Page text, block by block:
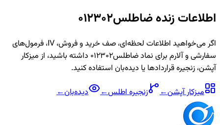
اطلاعات زندهضاطلس012302
اگر می‌خواهید اطلاعات لحظه‌ای، صف خرید و فروش، IV، فرمول‌های
سفارشی و آلارم برای نمادضاطلس012302
داشته باشید، از میزکار
آپشن، زنجیره قراردادها یا دیده‌بان استفاده کنید.
میزکار آپشن← زنجیرهاطلس← دیده‌بان←